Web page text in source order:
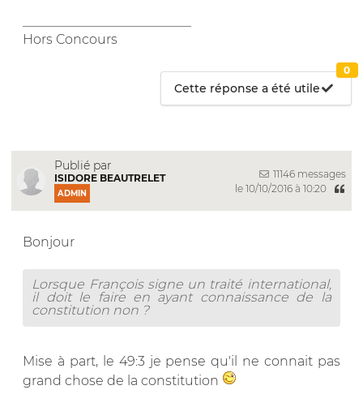
Hors Concours
Cette réponse a été utile
0
Publié par
ISIDORE BEAUTRELET
ADMIN
11146 messages
le 10/10/2016 à 10:20
Bonjour
Lorsque François signe un traité international,
il doit le faire en ayant connaissance de la
constitution non ?
Mise à part, le 49:3 je pense qu'il ne connait pas
grand chose de la constitution